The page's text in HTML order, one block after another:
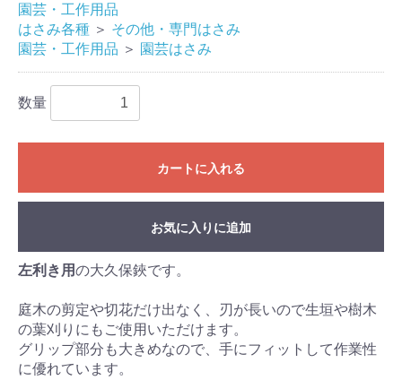
園芸・工作用品
はさみ各種 ＞ その他・専門はさみ
園芸・工作用品 ＞ 園芸はさみ
数量
カートに入れる
お気に入りに追加
左利き用の大久保鋏です。
庭木の剪定や切花だけ出なく、刃が長いので生垣や樹木
の葉刈りにもご使用いただけます。
グリップ部分も大きめなので、手にフィットして作業性
に優れています。